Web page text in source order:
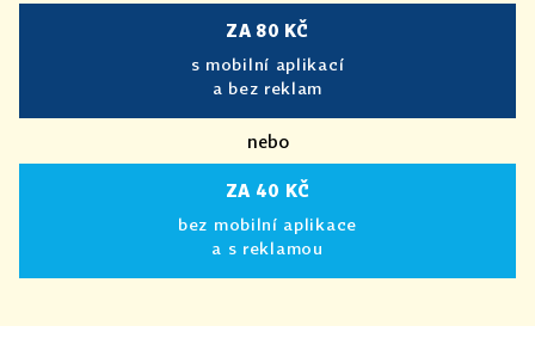
ZA 80 KČ
s mobilní aplikací
a bez reklam
nebo
ZA 40 KČ
bez mobilní aplikace
a s reklamou